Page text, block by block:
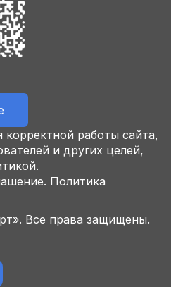
корректной работы сайта,
и других целей,
Политика
Все права защищены.